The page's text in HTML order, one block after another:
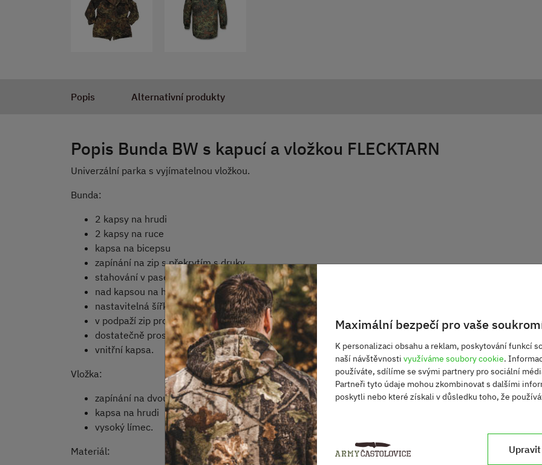
Popis Alternativní produkty
Popis Bunda BW s kapucí a vložkou FLECKTARN
Univerzální parka s vyjímatelnou vložkou.
Bunda:
2 kapsy na hrudi
2 kapsy na ruce
kapsa na bicepsu
zapínání na zip s překrytím s druky
stahování v pase a v dolním lemu bundy
nad kapsou na hrudi velcro panel pro nášivky se suchým zipem
nastavitelná šířka rukávů pomocí pásku se suchým zipem na manžetách
v podpaží zip pro ventilaci
dostatečně prostorná kapuce se stahováním
vnitřní kapsa.
Vložka:
zapínání na dvoucestný zip
kapsa na hrudi
vysoký límec.
Materiál:
Maximální bezpečí pro vaše
K personalizaci obsahu a reklam, poskytování funkcí
naší návštěvnosti využíváme soubory cookie.
používáte, sdílíme se svými partnery pro sociální
Partneři tyto údaje mohou zkombinovat s dalšími
poskytli nebo které získali v důsledku toho, že
Upravit